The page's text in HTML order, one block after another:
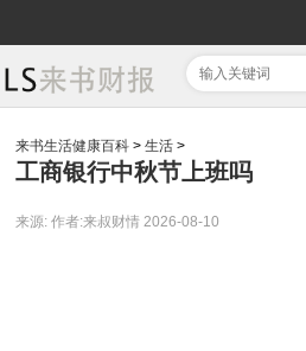
来书生活健康百科 >生活 >
工商银行中秋节上班吗
来源: 作者:来叔财情 2026-08-10